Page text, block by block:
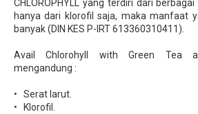
CHLOROPHYLL yang terdiri dari
hanya dari klorofil saja, maka manfaat
banyak (DIN KES P-IRT 613360310411).
Avail Chlorohyll with Green Tea
mengandung :
• Serat larut.
• Klorofil.